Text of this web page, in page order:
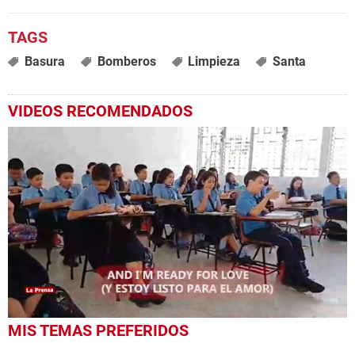
Basura Bomberos Limpieza Santa
VIDEOS RECOMENDADOS
0
seconds
MIS TEMAS PREFERIDOS